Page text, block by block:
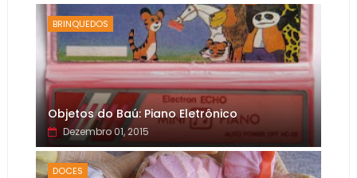
BRINQUEDOS
Objetos do Baú: Piano Eletrônico
Dezembro 01, 2015
DOCES